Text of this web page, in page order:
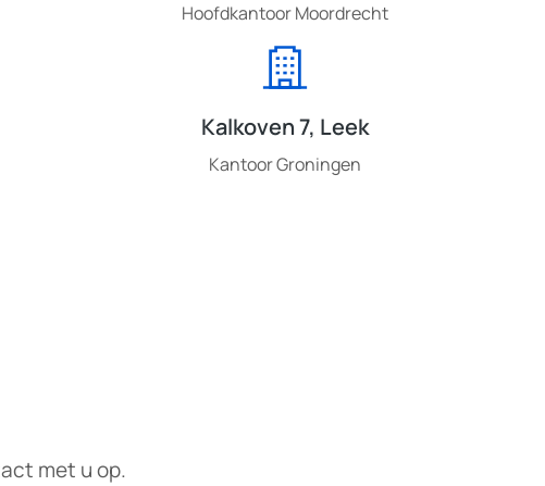
Hoofdkantoor Moordrecht
Kalkoven 7, Leek
Kantoor Groningen
met u op.